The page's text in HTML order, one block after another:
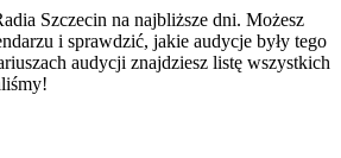
Szczecin na najbliższe dni. Możesz
i sprawdzić, jakie audycje były tego
audycji znajdziesz listę wszystkich